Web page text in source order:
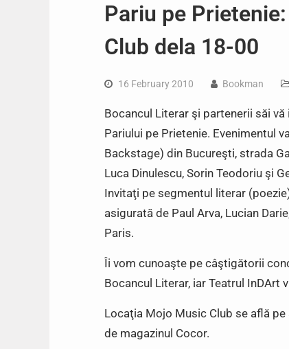
Pariu pe
Club dela 18-00
16 February 2010 Bookman
Bocancul Literar şi partenerii săi
Pariului pe Prietenie. Evenimentul
Backstage) din Bucureşti, strada
Luca Dinulescu, Sorin Teodoriu şi
Invitaţi pe segmentul literar
asigurată de Paul Arva, Lucian
Paris.
Îi vom cunoaşte pe câştigătorii
Bocancul Literar, iar Teatrul InDArt
Locaţia Mojo Music Club se află
de magazinul Cocor.